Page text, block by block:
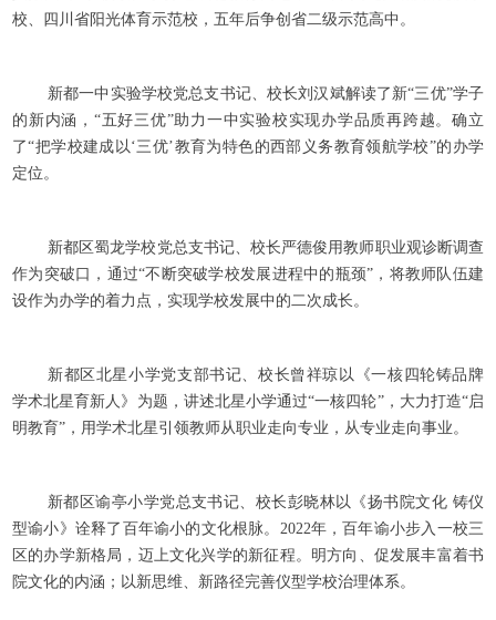
校、四川省阳光体育示范校，五年后争创省二级示范高中。
新都一中实验学校党总支书记、校长刘汉斌解读了新“三优”学子
的新内涵，“五好三优”助力一中实验校实现办学品质再跨越。确立
了“把学校建成以‘三优’教育为特色的西部义务教育领航学校”的办学
定位。
新都区蜀龙学校党总支书记、校长严德俊用教师职业观诊断调查
作为突破口，通过“不断突破学校发展进程中的瓶颈”，将教师队伍建
设作为办学的着力点，实现学校发展中的二次成长。
新都区北星小学党支部书记、校长曾祥琼以《一核四轮铸品牌
学术北星育新人》为题，讲述北星小学通过“一核四轮”，大力打造“启
明教育”，用学术北星引领教师从职业走向专业，从专业走向事业。
新都区谕亭小学党总支书记、校长彭晓林以《扬书院文化 铸仪
型谕小》诠释了百年谕小的文化根脉。2022年，百年谕小步入一校三
区的办学新格局，迈上文化兴学的新征程。明方向、促发展丰富着书
院文化的内涵；以新思维、新路径完善仪型学校治理体系。